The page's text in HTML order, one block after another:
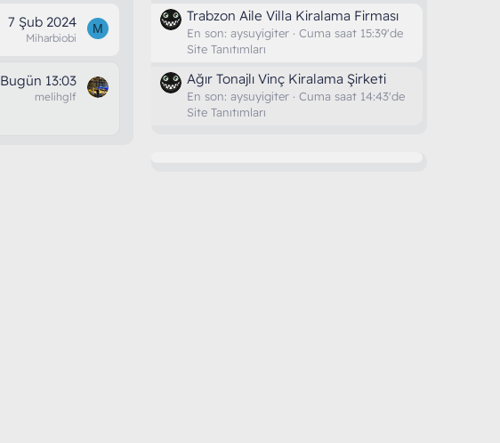
7 Şub 2024
Miharbiobi
M
Bugün 13:03
melihglf
Trabzon Aile Villa Kiralama Firması
En son: aysuyigiter
Cuma saat 15:39'de
Site Tanıtımları
Ağır Tonajlı Vinç Kiralama Şirketi
En son: aysuyigiter
Cuma saat 14:43'de
Site Tanıtımları